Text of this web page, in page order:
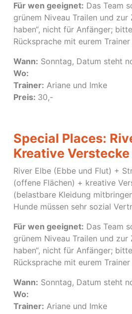
Für wen geeignet: Das Team
grünem Niveau Trailen und zur
haben“, nicht für Anfänger;
Rücksprache mit eurem
Wann: Sonntag, Datum steht
Wo:
Trainer: Ariane und Imke
Preis: 30,-
Special Places:
Kreative Verstecke
River Elbe (Ebbe und Flut) +
(offene Flächen) + kreative
(belastbare Kleidung
Hunde müssen sehr sozial
Für wen geeignet: Das Team
grünem Niveau Trailen und zur
haben“, nicht für Anfänger;
Rücksprache mit eurem
Wann: Sonntag, Datum steht
Wo:
Trainer: Ariane und Imke